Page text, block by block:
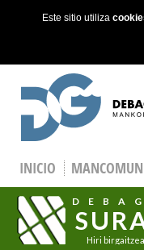
Este sitio utiliza
Skip to main content
INICIO
Hiri